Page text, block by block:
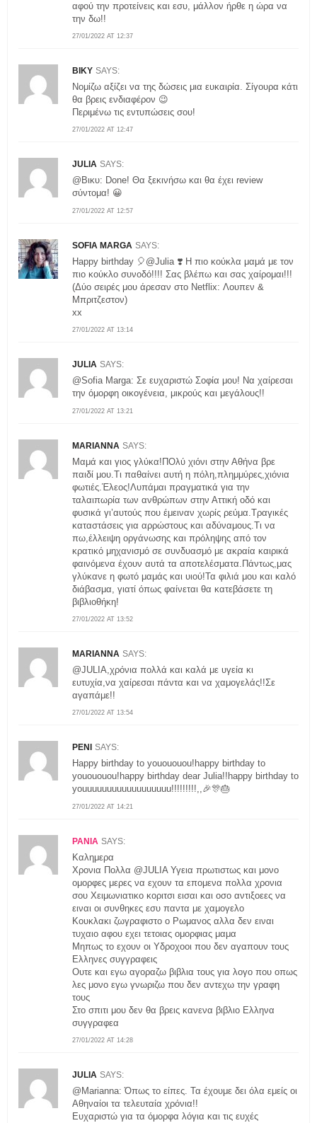
27/01/2022 AT 12:37
αφού την προτείνεις και εσυ, μάλλον ήρθε η ώρα να
την δω!!
ΒΙΚΥ SAYS:
27/01/2022 AT 12:47
Νομίζω αξίζει να της δώσεις μια ευκαιρία. Σίγουρα κάτι
θα βρεις ενδιαφέρον 😉
Περιμένω τις εντυπώσεις σου!
JULIA SAYS:
27/01/2022 AT 12:57
@Βικυ: Done! Θα ξεκινήσω και θα έχει review
σύντομα! 😀
SOFIA MARGA SAYS:
27/01/2022 AT 13:14
Happy birthday 🎈@Julia ❣️ Η πιο κούκλα μαμά με τον
πιο κούκλο συνοδό!!!! Σας βλέπω και σας χαίρομαι!!!
(Δύο σειρές μου άρεσαν στο Netflix: Λουπεν &
Μπριτζεστον)
xx
JULIA SAYS:
27/01/2022 AT 13:21
@Sofia Marga: Σε ευχαριστώ Σοφία μου! Να χαίρεσαι
την όμορφη οικογένεια, μικρούς και μεγάλους!!
MARIANNA SAYS:
27/01/2022 AT 13:52
Μαμά και γιος γλύκα!ΠΟλύ χιόνι στην Αθήνα βρε
παιδί μου.Τι παθαίνει αυτή η πόλη,πλημμύρες,χιόνια
φωτιές.Έλεος!Λυπάμαι πραγματικά για την
ταλαιπωρία των ανθρώπων στην Αττική οδό και
φυσικά γι’αυτούς που έμειναν χωρίς ρεύμα.Τραγικές
καταστάσεις για αρρώστους και αδύναμους.Τι να
πω,έλλειψη οργάνωσης και πρόληψης από τον
κρατικό μηχανισμό σε συνδυασμό με ακραία καιρικά
φαινόμενα έχουν αυτά τα αποτελέσματα.Πάντως,μας
γλύκανε η φωτό μαμάς και υιού!Τα φιλιά μου και καλό
διάβασμα, γιατί όπως φαίνεται θα κατεβάσετε τη
βιβλιοθήκη!
MARIANNA SAYS:
27/01/2022 AT 13:54
@JULIA,χρόνια πολλά και καλά με υγεία κι
ευτυχία,να χαίρεσαι πάντα και να χαμογελάς!!Σε
αγαπάμε!!
PENI SAYS:
27/01/2022 AT 14:21
Happy birthday to youououou!happy birthday to
youououou!happy birthday dear Julia!!happy birthday to
youuuuuuuuuuuuuuuuuu!!!!!!!!!,,🎉🎊🎂
ΡΑΝΙΑ SAYS:
27/01/2022 AT 14:28
Kαλημερα
Χρονια Πολλα @JULIA Υγεια πρωτιστως και μονο
ομορφες μερες να εχουν τα επομενα πολλα χρονια
σου Χειμωνιατικο κοριτσι εισαι και οσο αντιξοεες να
ειναι οι συνθηκες εσυ παντα με χαμογελο
Κουκλακι ζωγραφιστο ο Ρωμανος αλλα δεν ειναι
τυχαιο αφου εχει τετοιας ομορφιας μαμα
Μηπως το εχουν οι Υδροχοοι που δεν αγαπουν τους
Ελληνες συγγραφεις
Ουτε και εγω αγοραζω βιβλια τους για λογο που οπως
λες μονο εγω γνωριζω που δεν αντεχω την γραφη
τους
Στο σπιτι μου δεν θα βρεις κανενα βιβλιο Ελληνα
συγγραφεα
JULIA SAYS:
@Marianna: Όπως το είπες. Τα έχουμε δει όλα εμείς οι
Αθηναίοι τα τελευταία χρόνια!!
Ευχαριστώ για τα όμορφα λόγια και τις ευχές